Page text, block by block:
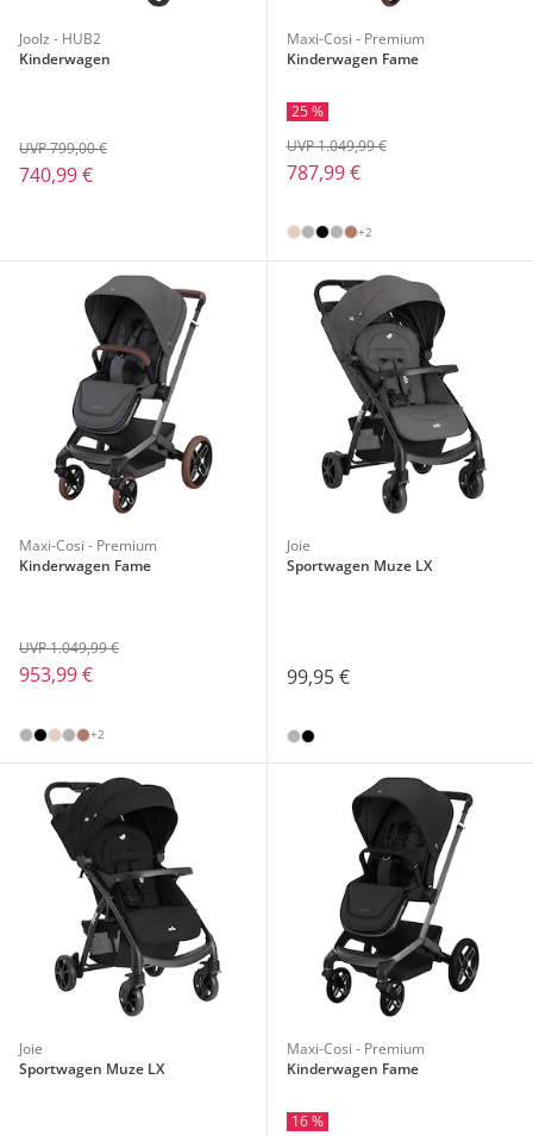
Joolz - HUB2
Kinderwagen
740,99 €
UVP 799,00 €
Maxi-Cosi - Premium
Kinderwagen Fame
25 %
787,99 €
UVP 1.049,99 €
+2
Maxi-Cosi - Premium
Kinderwagen Fame
953,99 €
UVP 1.049,99 €
+2
Joie
Sportwagen Muze LX
99,95 €
Joie
Sportwagen Muze LX
Maxi-Cosi - Premium
Kinderwagen Fame
16 %